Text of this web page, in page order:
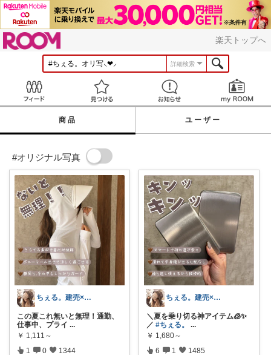
楽天トップへ
詳細検索
見つける お知らせ
商品 ユーザー
#オリジナル写真
ちぇる。建売×暖色お家づくり
この夏これ無いと無理！通勤、
仕事中、プライ ...
￥ 1,111～
1 0 1344
ちぇる。建売×暖色お家づくり
＼夏を乗り切る神アイテム🧊✨
／ #ちぇる。
...
￥ 1,680～
6 1 1485